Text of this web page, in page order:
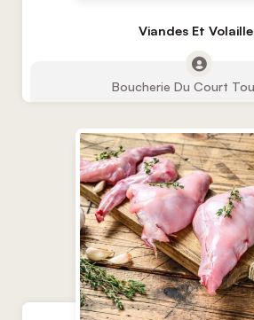
Viandes Et
Boucherie Du Court